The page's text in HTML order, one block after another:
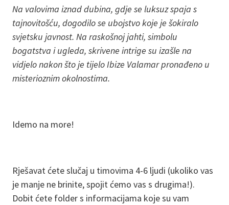
Na valovima iznad dubina, gdje se luksuz spaja s
tajnovitošću, dogodilo se ubojstvo koje je šokiralo
svjetsku javnost. Na raskošnoj jahti, simbolu
bogatstva i ugleda, skrivene intrige su izašle na
vidjelo nakon što je tijelo Ibize Valamar pronađeno u
misterioznim okolnostima.
Idemo na more!
Rješavat ćete slučaj u timovima 4-6 ljudi (ukoliko vas
je manje ne brinite, spojit ćemo vas s drugima!).
Dobit ćete folder s informacijama koje su vam